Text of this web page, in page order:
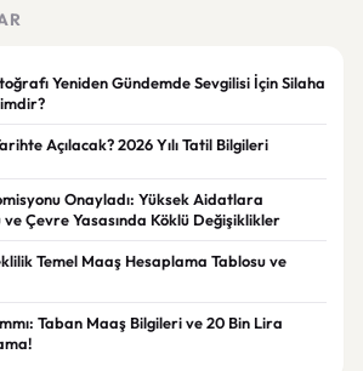
Yeniden Gündemde Sevgilisi İçin Silaha
Açılacak? 2026 Yılı Tatil Bilgileri
Onayladı: Yüksek Aidatlara
ve Çevre Yasasında Köklü Değişiklikler
Temel Maaş Hesaplama Tablosu ve
Taban Maaş Bilgileri ve 20 Bin Lira